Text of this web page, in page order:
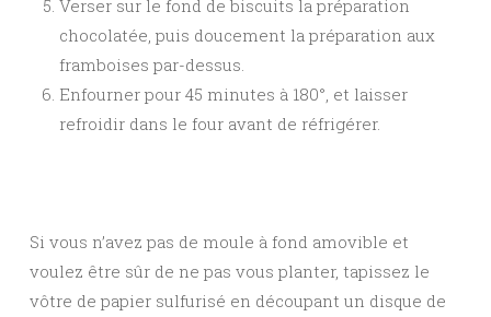
Verser sur le fond de biscuits la préparation
chocolatée, puis doucement la préparation aux
framboises par-dessus.
Enfourner pour 45 minutes à 180°, et laisser
refroidir dans le four avant de réfrigérer.
Si vous n’avez pas de moule à fond amovible et
voulez être sûr de ne pas vous planter, tapissez le
vôtre de papier sulfurisé en découpant un disque de